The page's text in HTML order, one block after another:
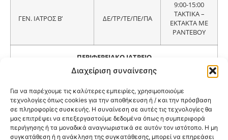
Διαχείριση συναίνεσης
Για να παρέχουμε τις καλύτερες εμπειρίες, χρησιμοποιούμε
τεχνολογίες όπως cookies για την αποθήκευση ή / και την πρόσβαση
σε πληροφορίες συσκευής. Η συναίνεση σε αυτές τις τεχνολογίες θα
μας επιτρέψει να επεξεργαστούμε δεδομένα όπως η συμπεριφορά
περιήγησης ή τα μοναδικά αναγνωριστικά σε αυτόν τον ιστότοπο. Η μη
συγκατάθεση ή η ανάκληση της συγκατάθεσης, μπορεί να επηρεάσει
ΓΕΝ. ΙΑΤΡΟΣ Β’ ΔΕ/ΤΡ/ΤΕ/ΠΕ/ΠΑ
9:00-15:00
ΤΑΚΤΙΚΑ –
ΕΚΤΑΚΤΑ ΜΕ
ΡΑΝΤΕΒΟΥ
ΠΕΡΙΦΕΡΕΙΑΚΟ ΙΑΤΡΕΙΟ
ραντεβού,
διαδικασία,
τηλέφωνα
επικοινωνίας
διατίθενται από την τοπική
κοινότητα